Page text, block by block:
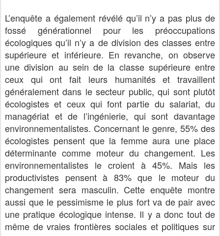
L’enquête a également révélé qu’il n’y a pas plus de
fossé générationnel pour les préoccupations
écologiques qu’il n’y a de division des classes entre
supérieure et inférieure. En revanche, on observe
une division au sein de la classe supérieure entre
ceux qui ont fait leurs humanités et travaillent
généralement dans le secteur public, qui sont plutôt
écologistes et ceux qui font partie du salariat, du
managériat et de l’ingénierie, qui sont davantage
environnementalistes. Concernant le genre, 55% des
écologistes pensent que la femme aura une place
déterminante comme moteur du changement. Les
environnementalistes le croient à 45%. Mais les
productivistes pensent à 83% que le moteur du
changement sera masculin. Cette enquête montre
aussi que le pessimisme le plus fort va de pair avec
une pratique écologique intense. Il y a donc tout de
même de vraies frontières sociales et politiques sur